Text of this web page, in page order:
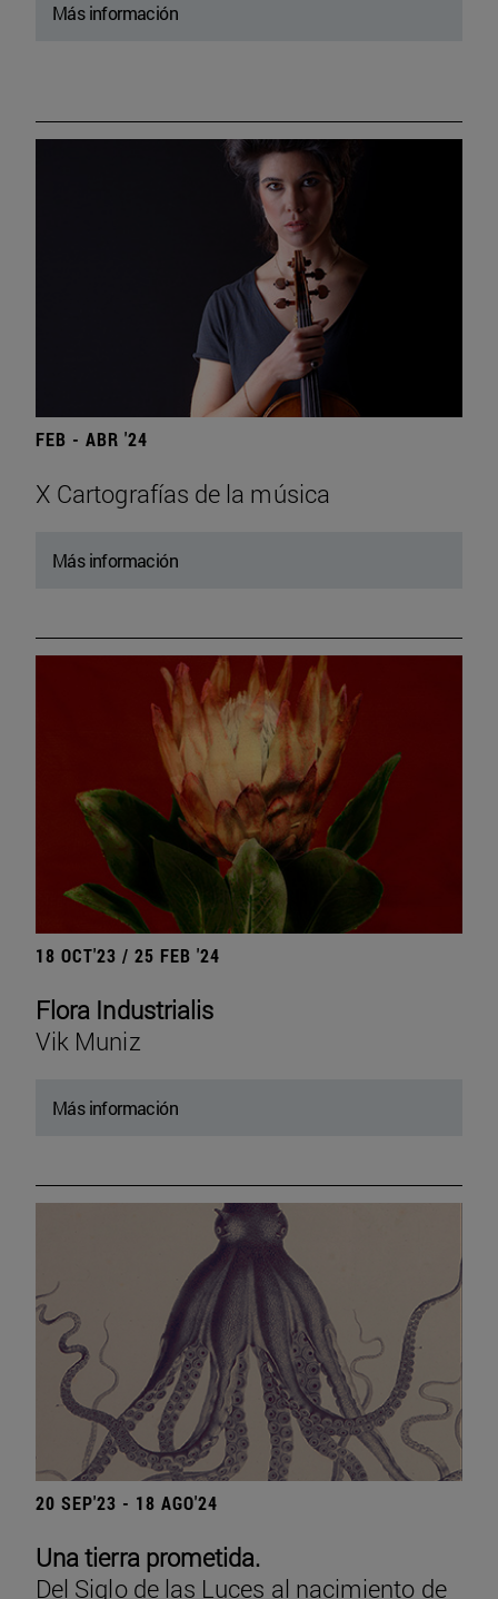
Más información
FEB - ABR '24
X Cartografías de la música
Más información
18 OCT'23 / 25 FEB '24
Flora Industrialis
Vik Muniz
Más información
20 SEP'23 - 18 AGO'24
Una tierra prometida.
Del Siglo de las Luces al nacimiento de